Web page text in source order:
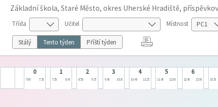
Základní škola, Staré Město, okres Uherské Hradiště,
Třída Učitel Místnost
Stálý Tento týden Příští týden
0
7:00 7:35
1
7:55 8:40
2
8:50 9:35
3
9:45 10:30
4
10:40 11:25
5
11:45 12:30
6
12:45 13:30 13:35